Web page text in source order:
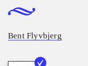
Bent Flyvbjerg